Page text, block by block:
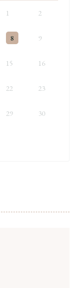
1 2
8 9
15 16
22 23
29 30